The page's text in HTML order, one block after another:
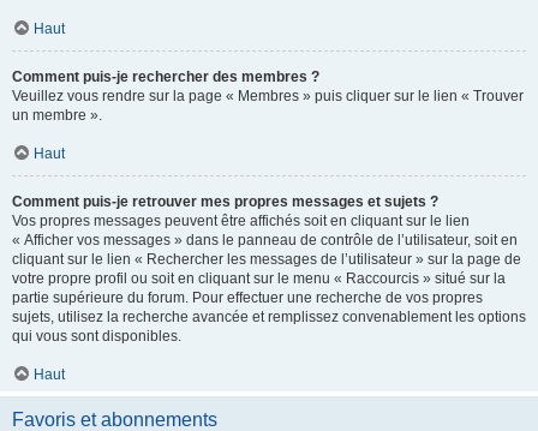
Haut
Comment puis-je rechercher des membres ?
Veuillez vous rendre sur la page « Membres » puis cliquer sur le lien « Trouver
un membre ».
Haut
Comment puis-je retrouver mes propres messages et sujets ?
Vos propres messages peuvent être affichés soit en cliquant sur le lien
« Afficher vos messages » dans le panneau de contrôle de l’utilisateur, soit en
cliquant sur le lien « Rechercher les messages de l’utilisateur » sur la page de
votre propre profil ou soit en cliquant sur le menu « Raccourcis » situé sur la
partie supérieure du forum. Pour effectuer une recherche de vos propres
sujets, utilisez la recherche avancée et remplissez convenablement les options
qui vous sont disponibles.
Haut
Favoris et abonnements